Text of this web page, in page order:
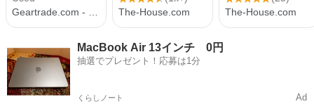
MacBook Air 13インチ 0円
抽選でプレゼント！応募は1分
くらしノート Ad